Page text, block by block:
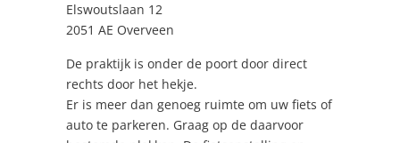
Elswoutslaan 12
2051 AE Overveen
De praktijk is onder de poort door direct
rechts door het hekje.
Er is meer dan genoeg ruimte om uw fiets of
auto te parkeren. Graag op de daarvoor